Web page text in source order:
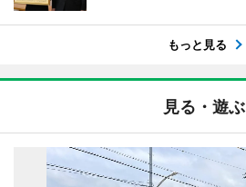
もっと見る
見る・遊ぶ